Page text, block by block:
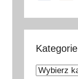
Kategorie
Kategorie